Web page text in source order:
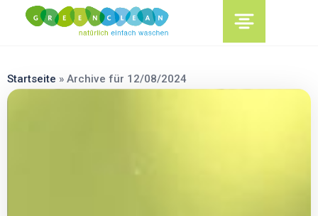
content
Startseite » Archive für 12/08/2024